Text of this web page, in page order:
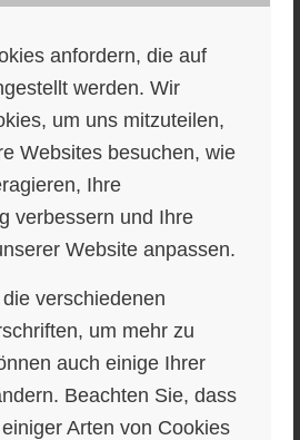
anfordern, die auf
werden. Wir
um uns mitzuteilen,
Websites besuchen, wie
Ihre
verbessern und Ihre
Website anpassen.
verschiedenen
um mehr zu
auch einige Ihrer
Beachten Sie, dass
Arten von Cookies